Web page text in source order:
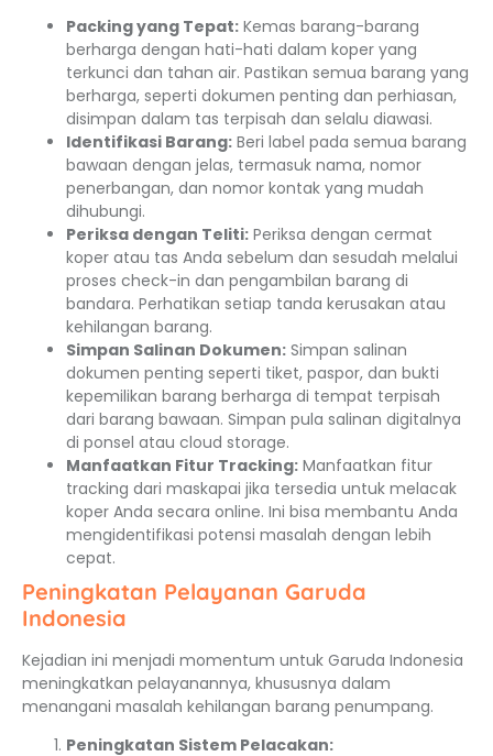
Packing yang Tepat: Kemas barang-barang
berharga dengan hati-hati dalam koper yang
terkunci dan tahan air. Pastikan semua barang yang
berharga, seperti dokumen penting dan perhiasan,
disimpan dalam tas terpisah dan selalu diawasi.
Identifikasi Barang: Beri label pada semua barang
bawaan dengan jelas, termasuk nama, nomor
penerbangan, dan nomor kontak yang mudah
dihubungi.
Periksa dengan Teliti: Periksa dengan cermat
koper atau tas Anda sebelum dan sesudah melalui
proses check-in dan pengambilan barang di
bandara. Perhatikan setiap tanda kerusakan atau
kehilangan barang.
Simpan Salinan Dokumen: Simpan salinan
dokumen penting seperti tiket, paspor, dan bukti
kepemilikan barang berharga di tempat terpisah
dari barang bawaan. Simpan pula salinan digitalnya
di ponsel atau cloud storage.
Manfaatkan Fitur Tracking: Manfaatkan fitur
tracking dari maskapai jika tersedia untuk melacak
koper Anda secara online. Ini bisa membantu Anda
mengidentifikasi potensi masalah dengan lebih
cepat.
Peningkatan Pelayanan Garuda
Indonesia
Kejadian ini menjadi momentum untuk Garuda Indonesia
meningkatkan pelayanannya, khususnya dalam
menangani masalah kehilangan barang penumpang.
Peningkatan Sistem Pelacakan: